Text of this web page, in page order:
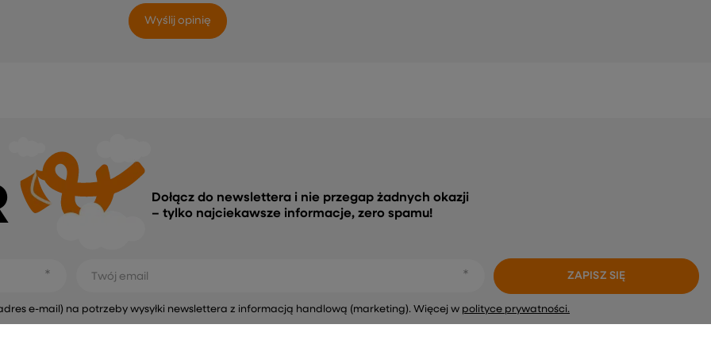
Wyślij opinię
Dołącz do newslettera i nie przegap żadnych okazji
– tylko najciekawsze informacje, zero spamu!
Twój email
e-mail) na potrzeby wysyłki newslettera z informacją handlową (marketing). Więcej w polityce prywatności.
ZAPISZ SIĘ